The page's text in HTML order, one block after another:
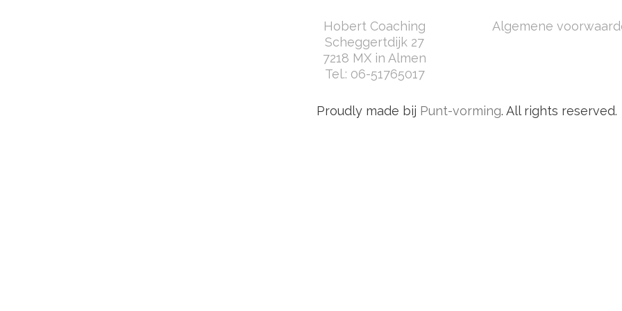
Hobert Coaching
Scheggertdijk 27
7218 MX in Almen
Tel.: 06-51765017
Algemene
Proudly made bij Punt-vorming. All rights reserved.